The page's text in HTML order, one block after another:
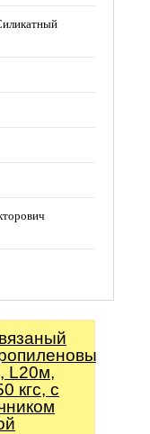
L20м,
кгс, с